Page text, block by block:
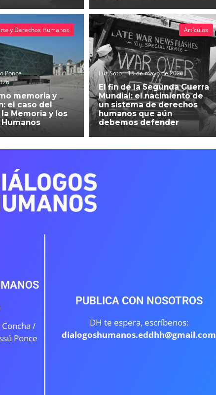
Ponce
memoria y
el caso del
Memoria y los
y Derechos Humanos
Luz Soto 15 de mayo de 2026
El fin de la Segunda Guerra
Mundial: el nacimiento de
un sistema de derechos
humanos que aún
debemos defender
Artículos
/
Ponce
PUBLICA CON NOSOTROS
DH te espera, escríbenos:
dialogoshumanos.eddhh@gmail.com